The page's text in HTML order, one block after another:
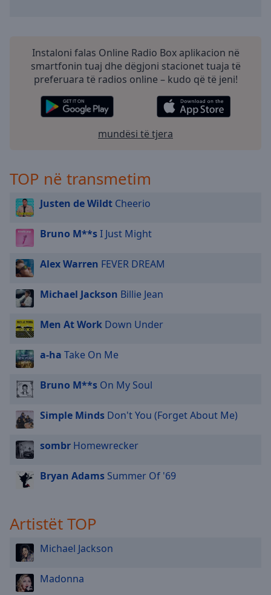
Instaloni falas Online Radio Box aplikacion në
smartfonin tuaj dhe dëgjoni stacionet tuaja të
preferuara të radios online – kudo që të jeni!
mundësi të tjera
TOP në transmetim
Justen de Wildt Cheerio
Bruno M**sI Just Might
Alex Warren FEVER DREAM
Michael Jackson Billie Jean
Men At Work Down Under
a-ha Take On Me
Bruno M**s On My Soul
Simple Minds Don't You (Forget About Me)
sombr Homewrecker
Bryan Adams Summer Of '69
Artistët TOP
Michael Jackson
Madonna